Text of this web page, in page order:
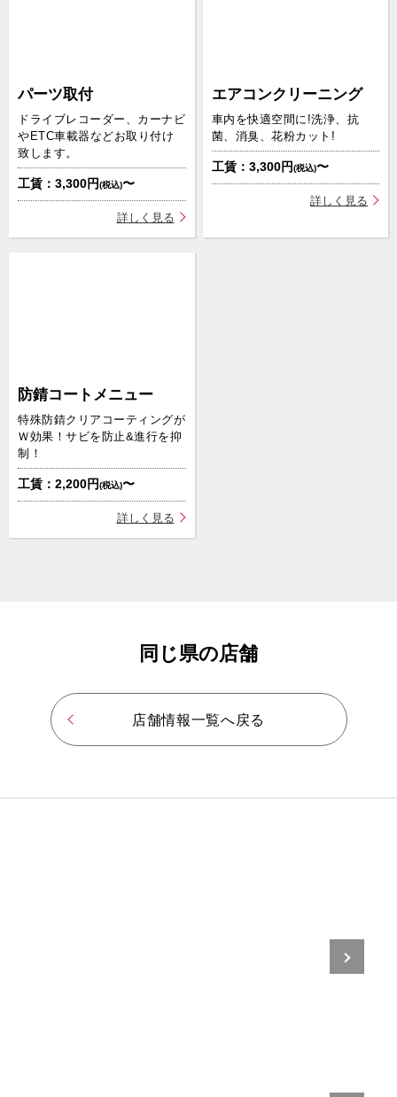
パーツ取付
ドライブレコーダー、カーナビ
やETC車載器などお取り付け
致します。
工賃：3,300円(税込)〜
詳しく見る
エアコンクリーニング
車内を快適空間に!洗浄、抗
菌、消臭、花粉カット!
工賃：3,300円(税込)〜
詳しく見る
防錆コートメニュー
特殊防錆クリアコーティングが
Ｗ効果！サビを防止&進行を抑
制！
工賃：2,200円(税込)〜
詳しく見る
同じ県の店舗
店舗情報一覧へ戻る